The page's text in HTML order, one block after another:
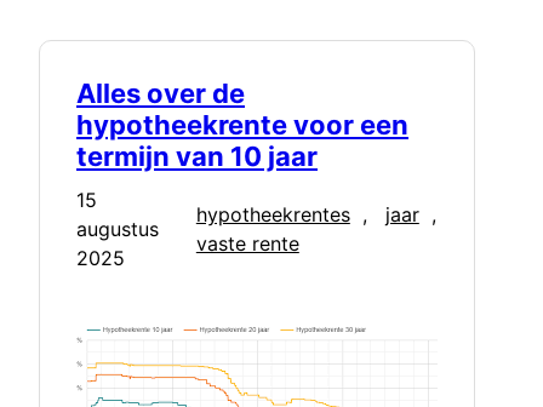
Alles over de
hypotheekrente voor een
termijn van 10 jaar
15
augustus
2025
hypotheekrentes , jaar
,
vaste rente